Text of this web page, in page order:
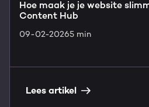
Hoe maak je je website
Content Hub
09-02-20265 min
Lees artikel